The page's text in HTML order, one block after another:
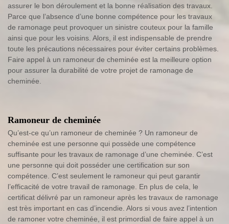
assurer le bon déroulement et la bonne réalisation des travaux.
Parce que l’absence d’une bonne compétence pour les travaux
de ramonage peut provoquer un sinistre couteux pour la famille
ainsi que pour les voisins. Alors, il est indispensable de prendre
toute les précautions nécessaires pour éviter certains problèmes.
Faire appel à un ramoneur de cheminée est la meilleure option
pour assurer la durabilité de votre projet de ramonage de
cheminée.
Ramoneur de cheminée
Qu’est-ce qu’un ramoneur de cheminée ? Un ramoneur de
cheminée est une personne qui possède une compétence
suffisante pour les travaux de ramonage d’une cheminée. C’est
une personne qui doit posséder une certification sur son
compétence. C’est seulement le ramoneur qui peut garantir
l’efficacité de votre travail de ramonage. En plus de cela, le
certificat délivré par un ramoneur après les travaux de ramonage
est très important en cas d’incendie. Alors si vous avez l’intention
de ramoner votre cheminée, il est primordial de faire appel à un